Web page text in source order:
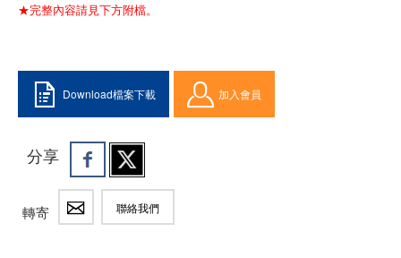
★完整內容請見下方附檔。
Download檔案下載 加入會員
分享
轉寄 聯絡我們